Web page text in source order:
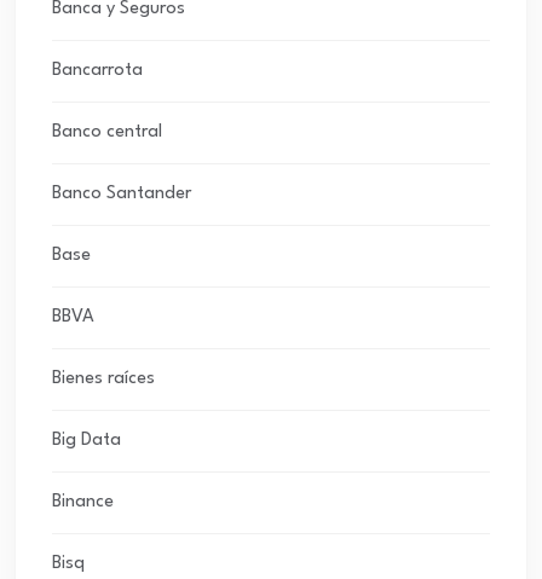
Banca y Seguros
Bancarrota
Banco central
Banco Santander
Base
BBVA
Bienes raíces
Big Data
Binance
Bisq